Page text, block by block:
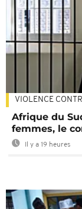
VIOLENCE
Afrique du
femmes, le
Il y a 19 heures